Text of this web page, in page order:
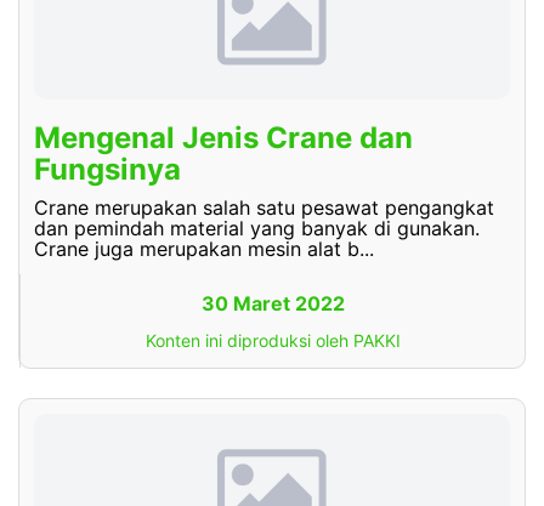
Mengenal Jenis Crane dan
Fungsinya
Crane merupakan salah satu pesawat pengangkat
dan pemindah material yang banyak di gunakan.
Crane juga merupakan mesin alat b...
30 Maret 2022
Konten ini diproduksi oleh PAKKI